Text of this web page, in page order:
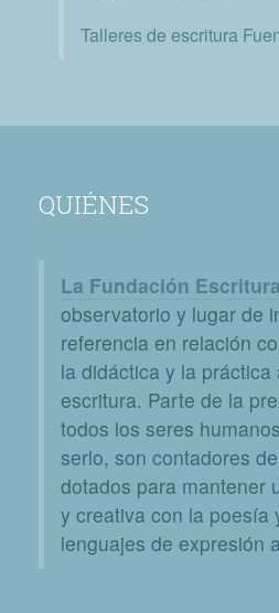
Talleres de escritura
QUIÉNES
La Fundación
observatorio y lugar de
referencia en relación
la didáctica y la
escritura. Parte de la
todos los seres
serlo, son contadores
dotados para mantener
y creativa con la poesía
lenguajes de expresión